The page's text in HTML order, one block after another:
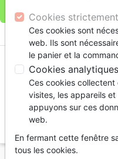
Cookies
Ces cookies sont
web. Ils sont
le panier et la
Cookies analytiques
Ces cookies collectent
visites, les appareils
appuyons sur ces
web.
En fermant cette fenêtre
tous les cookies.